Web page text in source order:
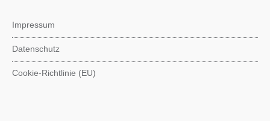
Impressum
Datenschutz
Cookie-Richtlinie (EU)